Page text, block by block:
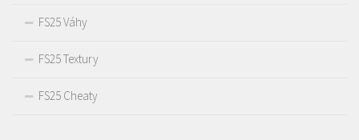
FS25 Váhy
FS25 Textury
FS25 Cheaty